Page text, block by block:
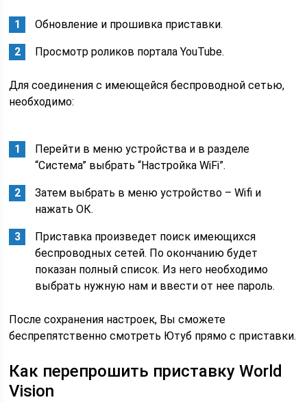
Обновление и прошивка приставки.
Просмотр роликов портала YouTube.
Для соединения с имеющейся беспроводной сетью,
необходимо:
Перейти в меню устройства и в разделе
“Система” выбрать “Настройка WiFi”.
Затем выбрать в меню устройство – Wifi и
нажать ОК.
Приставка произведет поиск имеющихся
беспроводных сетей. По окончанию будет
показан полный список. Из него необходимо
выбрать нужную нам и ввести от нее пароль.
После сохранения настроек, Вы сможете
беспрепятственно смотреть Ютуб прямо с приставки.
Как перепрошить приставку World
Vision